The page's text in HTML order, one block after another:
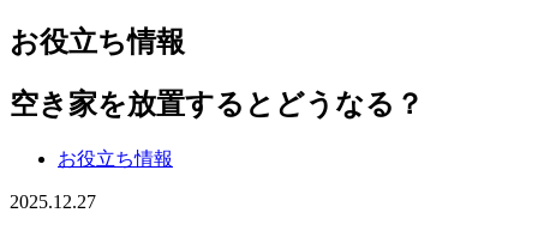
お役立ち情報
空き家を放置するとどうなる？
お役立ち情報
2025.12.27